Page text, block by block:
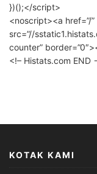
})();</script>
<noscript><a href=”/
src=”//
counter”
<!– Histats.com END
KOTAK KAMI